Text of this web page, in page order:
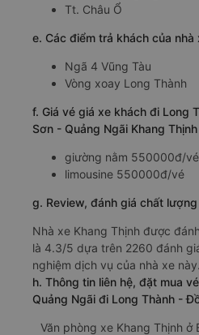
Tt. Châu Ổ
e. Các điểm trả khách của nhà
Ngã 4 Vũng Tàu
Vòng xoay Long Thành
f. Giá vé giá xe khách đi Long
Sơn - Quảng Ngãi Khang Thịnh
giường nằm 550000đ/vé
limousine 550000đ/vé
g. Review, đánh giá chất
Nhà xe Khang Thịnh được
là 4.3/5 dựa trên 2260 đánh
nghiệm dịch vụ của nhà xe này.
h. Thông tin liên hệ, đặt mua
Quảng Ngãi đi Long Thành -
Văn phòng xe Khang Thịnh ở